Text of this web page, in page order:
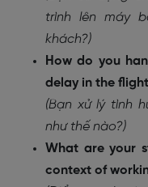
trình lên máy
khách?)
How do you
delay in the
(Bạn xử lý tình
như thế nào?)
What are your
context of